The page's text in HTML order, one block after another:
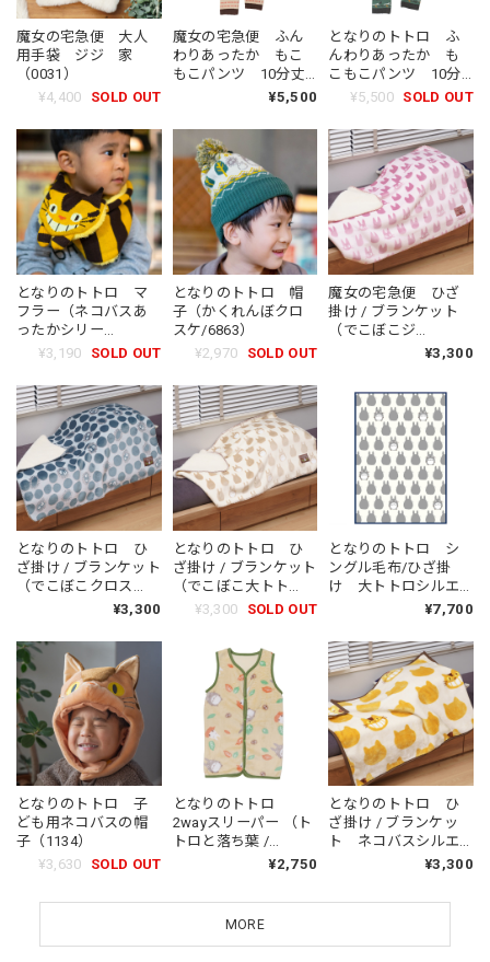
魔女の宅急便 大人
用手袋 ジジ 家
（0031）
¥4,400
SOLD OUT
魔女の宅急便 ふん
わりあったか もこ
もこパンツ 10分丈
レギンス（8818）¥5,500
となりのトトロ ふ
んわりあったか も
こもこパンツ 10分
丈レギンス（8801）
¥5,500 SOLD OUT
となりのトトロ マ
フラー（ネコバスあ
ったかシリー
ズ/6894）
¥3,190 SOLD OUT
となりのトトロ 帽
子（かくれんぼクロ
スケ/6863）
¥2,970
SOLD OUT
魔女の宅急便 ひざ
掛け / ブランケット
（でこぼこジ
¥3,300
となりのトトロ ひ
ざ掛け / ブランケット
（でこぼこクロス
¥3,300
となりのトトロ ひ
ざ掛け / ブランケット
（でこぼこ大トト
ロ/0151）
¥3,300 SOLD OUT
となりのトトロ シ
ングル毛布/ひざ掛
け 大トトロシルエ
¥7,700
となりのトトロ 子
ども用ネコバスの帽
子（1134）
¥3,630
SOLD OUT
となりのトトロ
2wayスリーパー （ト
トロと落ち葉 /
¥2,750
となりのトトロ ひ
ざ掛け / ブランケッ
ト ネコバスシルエ
¥3,300
MORE